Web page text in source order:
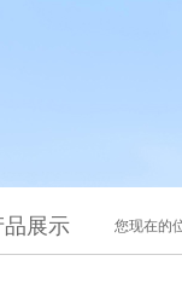
品展示 您现在的